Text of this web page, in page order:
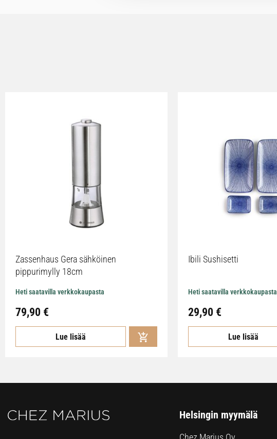
Zassenhaus Gera sähköinen
pippurimylly 18cm
Heti saatavilla verkkokaupasta
79,90 €
Lue lisää
Ibili Sushisetti
Heti saatavilla verkkokaupasta
29,90 €
Lue lisää
Helsingin myymälä